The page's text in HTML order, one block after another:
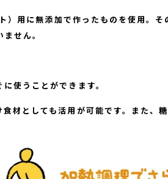
用に無添加で作ったものを使用。そ
せん。
使うことができます。
材としても活用が可能です。また、